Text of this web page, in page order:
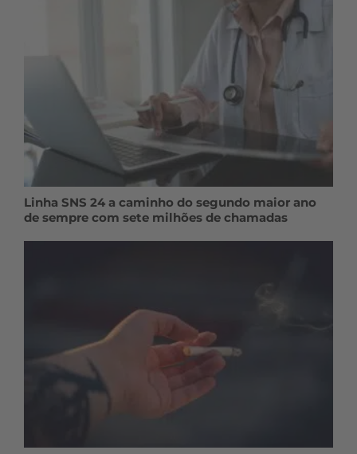
Linha SNS 24 a caminho do segundo maior ano
de sempre com sete milhões de chamadas